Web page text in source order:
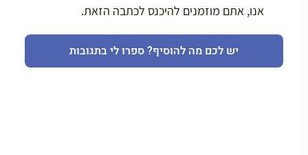
אנו, אתם מוזמנים להיכנס לכתבה הזאת.
יש לכם מה להוסיף? ספרו לי בתגובות